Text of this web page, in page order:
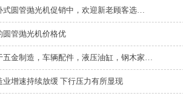
式圆管抛光机促销中，欢迎新老顾客选…
圆管抛光机价格优
五金制造，车辆配件，液压油缸，钢木家…
业增速持续放缓 下行压力有所显现